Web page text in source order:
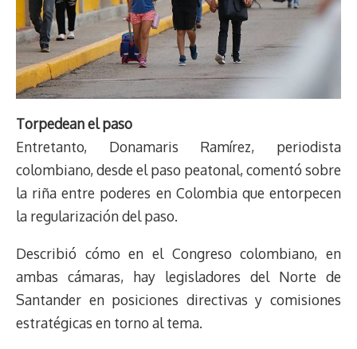
Torpedean el paso
Entretanto, Donamaris Ramírez, periodista
colombiano, desde el paso peatonal, comentó sobre
la riña entre poderes en Colombia que entorpecen
la regularización del paso.
Describió cómo en el Congreso colombiano, en
ambas cámaras, hay legisladores del Norte de
Santander en posiciones directivas y comisiones
estratégicas en torno al tema.